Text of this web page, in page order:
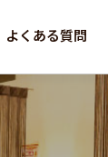
よくある質問